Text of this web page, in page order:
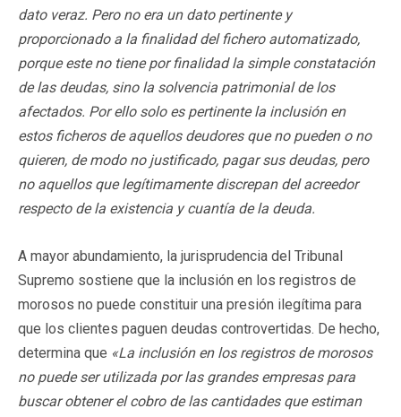
dato veraz. Pero no era un dato pertinente y
proporcionado a la finalidad del fichero automatizado,
porque este no tiene por finalidad la simple constatación
de las deudas, sino la solvencia patrimonial de los
afectados. Por ello solo es pertinente la inclusión en
estos ficheros de aquellos deudores que no pueden o no
quieren, de modo no justificado, pagar sus deudas, pero
no aquellos que legítimamente discrepan del acreedor
respecto de la existencia y cuantía de la deuda.
A mayor abundamiento, la jurisprudencia del Tribunal
Supremo sostiene que la inclusión en los registros de
morosos no puede constituir una presión ilegítima para
que los clientes paguen deudas controvertidas. De hecho,
determina que «La inclusión en los registros de morosos
no puede ser utilizada por las grandes empresas para
buscar obtener el cobro de las cantidades que estiman